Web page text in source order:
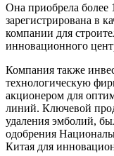
Она приобрела более
зарегистрирована в
компании для
инновационного
Компания также
технологическую
акционером для
линий. Ключевой
удаления эмболий,
одобрения
Китая для